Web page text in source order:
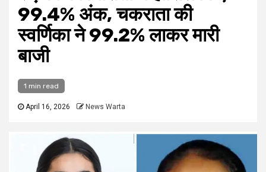
99.4% अंक, चकराता की
स्वर्णिका ने 99.2% लाकर मारी
बाजी
1 min read
April 16, 2026 News Warta